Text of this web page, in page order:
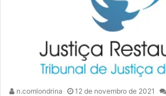
n.comlondrina 12 de novembro de 2021